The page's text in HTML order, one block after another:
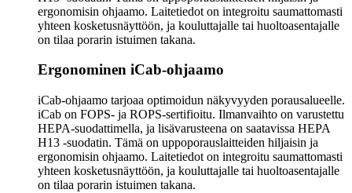
ergonomisin ohjaamo. Laitetiedot on integroitu saumattomasti
yhteen kosketusnäyttöön, ja kouluttajalle tai huoltoasentajalle
on tilaa porarin istuimen takana.
Ergonominen iCab-ohjaamo
iCab-ohjaamo tarjoaa optimoidun näkyvyyden porausalueelle.
iCab on FOPS- ja ROPS-sertifioitu. Ilmanvaihto on varustettu
HEPA-suodattimella, ja lisävarusteena on saatavissa HEPA
H13 -suodatin. Tämä on uppoporauslaitteiden hiljaisin ja
ergonomisin ohjaamo. Laitetiedot on integroitu saumattomasti
yhteen kosketusnäyttöön, ja kouluttajalle tai huoltoasentajalle
on tilaa porarin istuimen takana.